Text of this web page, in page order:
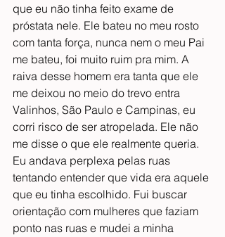
que eu não tinha feito exame de
próstata nele. Ele bateu no meu rosto
com tanta força, nunca nem o meu Pai
me bateu, foi muito ruim pra mim. A
raiva desse homem era tanta que ele
me deixou no meio do trevo entra
Valinhos, São Paulo e Campinas, eu
corri risco de ser atropelada. Ele não
me disse o que ele realmente queria.
Eu andava perplexa pelas ruas
tentando entender que vida era aquele
que eu tinha escolhido. Fui buscar
orientação com mulheres que faziam
ponto nas ruas e mudei a minha